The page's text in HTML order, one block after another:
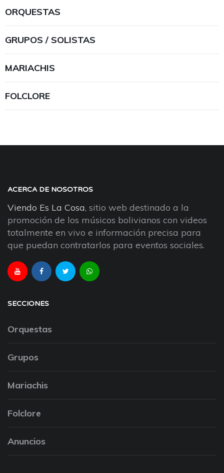
ORQUESTAS
GRUPOS / SOLISTAS
MARIACHIS
FOLCLORE
ACERCA DE NOSOTROS
Viendo Es La Cosa, sitio web destinado a la
promoción de los músicos bolivianos con videos
totalmente en vivo e información precisa para
que puedan contratarlos para eventos sociales.
SECCIONES
Orquestas
Grupos
Mariachis
Folclore
Anuncios